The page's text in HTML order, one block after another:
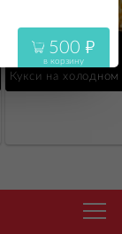
Кукси на
500 "
в корзину